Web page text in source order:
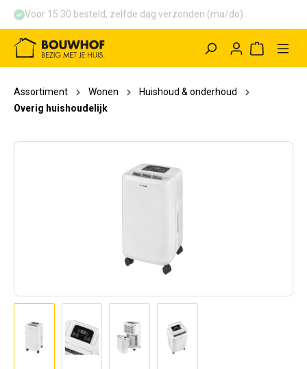
Voor 15:30 besteld, zelfde dag verzonden (ma/do)
Assortiment Wonen
Huishoud & onderhoud
Overig huishoudelijk